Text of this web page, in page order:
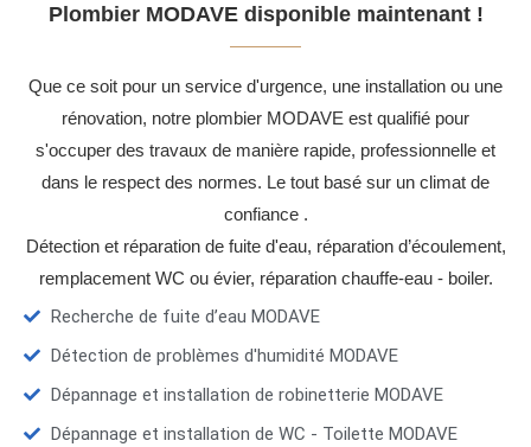
Plombier MODAVE disponible maintenant !
Que ce soit pour un service d'urgence, une installation ou une
rénovation, notre plombier MODAVE est qualifié pour
s'occuper des travaux de manière rapide, professionnelle et
dans le respect des normes. Le tout basé sur un climat de
confiance .
Détection et réparation de fuite d'eau, réparation d’écoulement,
remplacement WC ou évier, réparation chauffe-eau - boiler.
Recherche de fuite d’eau MODAVE
Détection de problèmes d'humidité MODAVE
Dépannage et installation de robinetterie MODAVE
Dépannage et installation de WC - Toilette MODAVE